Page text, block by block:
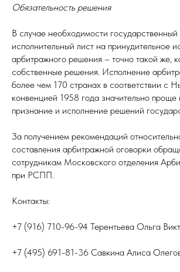
Обязательность решения
В случае необходимости
исполнительный лист на принудительное
арбитражного решения – точно такой же,
собственные решения. Исполнение
более чем 170 странах в соответствии с
конвенцией 1958 года значительно проще
признание и исполнение решений
За получением рекомендаций
составления арбитражной оговорки
сотрудникам Московского отделения
при РСПП.
Контакты:
+7 (916) 710-96-94 Терентьева Ольга
+7 (495) 691-81-36 Савкина Алиса